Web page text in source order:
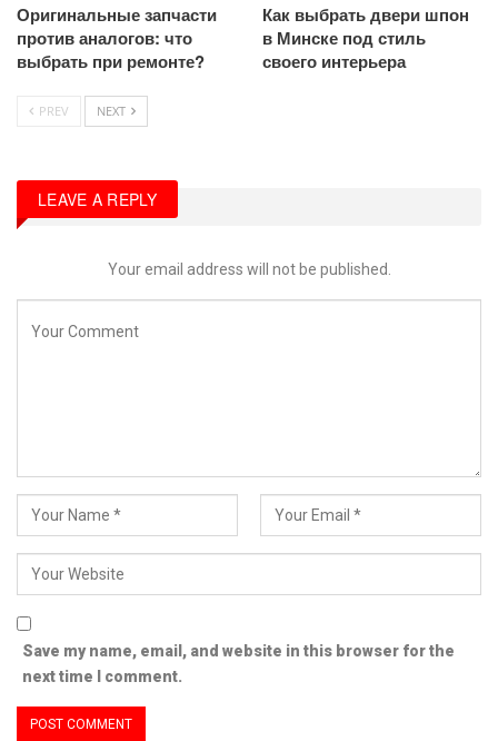
Оригинальные запчасти
против аналогов: что
выбрать при ремонте?
Как выбрать двери шпон
в Минске под стиль
своего интерьера
PREV NEXT
LEAVE A REPLY
Your email address will not be published.
Save my name, email, and website in this browser for the
next time I comment.